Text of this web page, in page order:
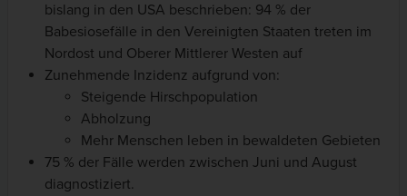
bislang in den USA beschrieben: 94 % der
Babesiosefälle in den Vereinigten Staaten treten im
Nordost und Oberer Mittlerer Westen auf
Zunehmende Inzidenz aufgrund von:
Steigende Hirschpopulation
Abholzung
Mehr Menschen leben in bewaldeten Gebieten
75 % der Fälle werden zwischen Juni und August
diagnostiziert.